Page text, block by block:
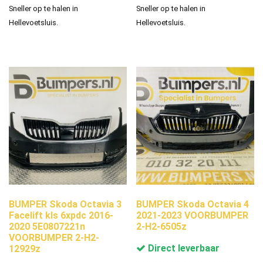
Sneller op te halen in
Hellevoetsluis.
Sneller op te halen in
Hellevoetsluis.
BUMPER Skoda Octavia 3
Facelift kls 6xpdc 2016-
2020 5E0807221n
VOORBUMPER 2-H2-
12929z
BUMPER Skoda Octavia 4
2021-2023 VOORBUMPER
2-H2-6505z
Direct leverbaar